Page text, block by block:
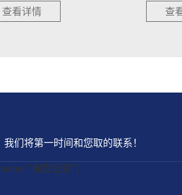
们将第一时间和您取的联系！
询盘记录"]